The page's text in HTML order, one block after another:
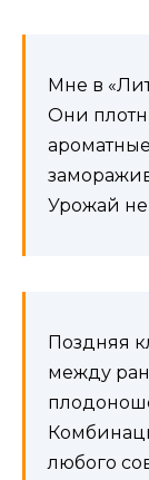
Мне в
Они
Урожай не
Поздняя
между
любого